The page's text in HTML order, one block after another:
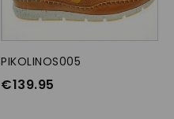
OPTIES SELECTEREN
PIKOLINOS005
€139.95